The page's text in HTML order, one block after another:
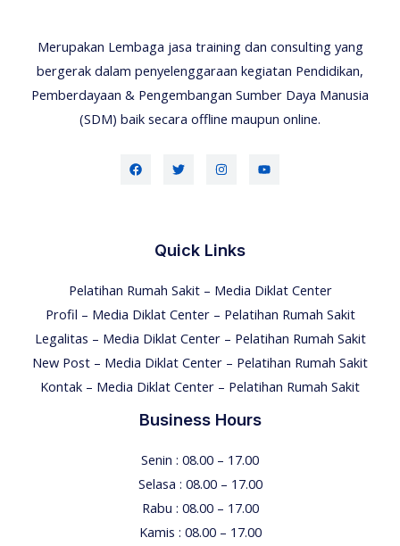
Merupakan Lembaga jasa training dan consulting yang
bergerak dalam penyelenggaraan kegiatan Pendidikan,
Pemberdayaan & Pengembangan Sumber Daya Manusia
(SDM) baik secara offline maupun online.
Quick Links
Pelatihan Rumah Sakit – Media Diklat Center
Profil – Media Diklat Center – Pelatihan Rumah Sakit
Legalitas – Media Diklat Center – Pelatihan Rumah Sakit
New Post – Media Diklat Center – Pelatihan Rumah Sakit
Kontak – Media Diklat Center – Pelatihan Rumah Sakit
Business Hours
Senin : 08.00 – 17.00
Selasa : 08.00 – 17.00
Rabu : 08.00 – 17.00
Kamis : 08.00 – 17.00